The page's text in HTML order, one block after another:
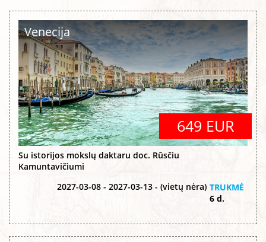
Venecija
649 EUR
Su istorijos mokslų daktaru doc. Rūsčiu
Kamuntavičiumi
2027-03-08 - 2027-03-13 - (vietų nėra) TRUKMĖ
6 d.